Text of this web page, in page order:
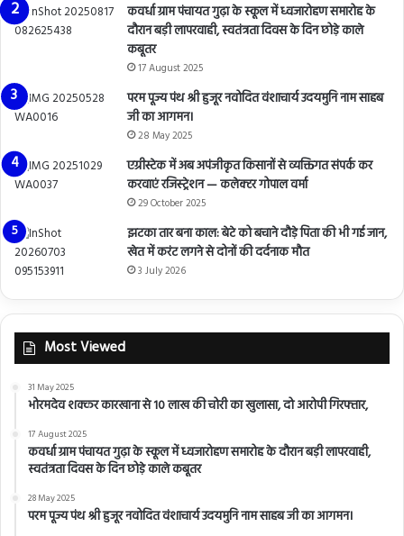
कवर्धा ग्राम पंचायत गुढ़ा के स्कूल में ध्वजारोहण समारोह के
दौरान बड़ी लापरवाही, स्वतंत्रता दिवस के दिन छोड़े काले
कबूतर
17 August 2025
परम पूज्य पंथ श्री हुजूर नवोदित वंशाचार्य उदयमुनि नाम साहब
जी का आगमन।
28 May 2025
एग्रीस्टेक में अब अपंजीकृत किसानों से व्यक्तिगत संपर्क कर
करवाएं रजिस्ट्रेशन — कलेक्टर गोपाल वर्मा
29 October 2025
झटका तार बना काल: बेटे को बचाने दौड़े पिता की भी गई जान,
खेत में करंट लगने से दोनों की दर्दनाक मौत
3 July 2026
Most Viewed
31 May 2025
भोरमदेव शक्कर कारखाना से 10 लाख की चोरी का खुलासा, दो आरोपी गिरफ्तार,
17 August 2025
कवर्धा ग्राम पंचायत गुढ़ा के स्कूल में ध्वजारोहण समारोह के दौरान बड़ी लापरवाही,
स्वतंत्रता दिवस के दिन छोड़े काले कबूतर
28 May 2025
परम पूज्य पंथ श्री हुजूर नवोदित वंशाचार्य उदयमुनि नाम साहब जी का आगमन।